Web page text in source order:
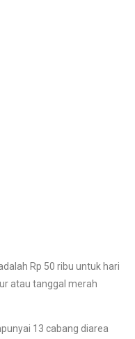
Rp 50 ribu untuk hari
atau tanggal merah
13 cabang diarea